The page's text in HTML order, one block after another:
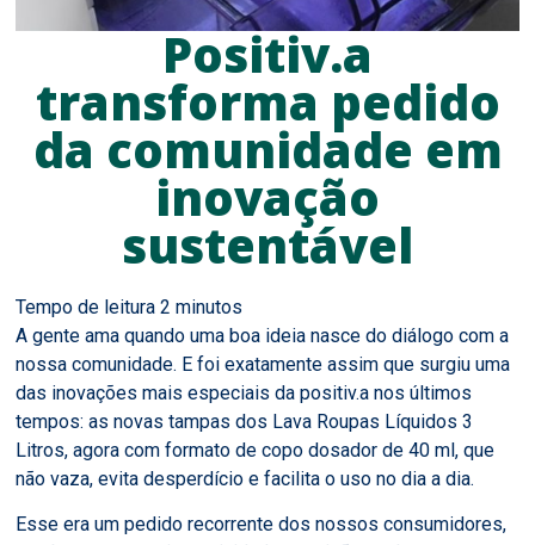
Positiv.a
transforma pedido
da comunidade em
inovação
sustentável
A gente ama quando uma boa ideia nasce do diálogo com a
nossa comunidade. E foi exatamente assim que surgiu uma
das inovações mais especiais da positiv.a nos últimos
tempos: as novas tampas dos Lava Roupas Líquidos 3
Litros, agora com formato de copo dosador de 40 ml, que
não vaza, evita desperdício e facilita o uso no dia a dia.
Esse era um pedido recorrente dos nossos consumidores,